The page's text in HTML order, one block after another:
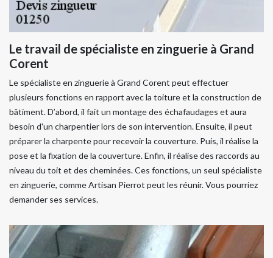
Le travail de spécialiste en zinguerie à Grand
Corent
Le spécialiste en zinguerie à Grand Corent peut effectuer
plusieurs fonctions en rapport avec la toiture et la construction de
bâtiment. D’abord, il fait un montage des échafaudages et aura
besoin d'un charpentier lors de son intervention. Ensuite, il peut
préparer la charpente pour recevoir la couverture. Puis, il réalise la
pose et la fixation de la couverture. Enfin, il réalise des raccords au
niveau du toit et des cheminées. Ces fonctions, un seul spécialiste
en zinguerie, comme Artisan Pierrot peut les réunir. Vous pourriez
demander ses services.